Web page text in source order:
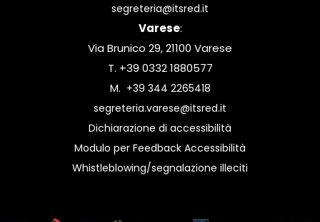
segreteria@itsred.it
Varese:
Via Brunico 29, 21100 Varese
T. +39 0332 1880577
M. +39 344 2265418
segreteria.varese@itsred.it
Dichiarazione di accessibilità
Modulo per Feedback Accessibilità
Whistleblowing/segnalazione illeciti